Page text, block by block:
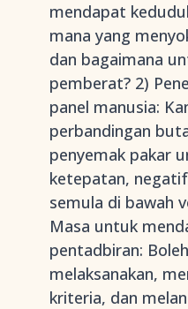
mendapat
mana yang
dan bagaimana
pemberat? 2)
panel manusia:
perbandingan
penyemak pakar
ketepatan,
semula di bawah
Masa untuk
pentadbiran:
melaksanakan,
kriteria, dan